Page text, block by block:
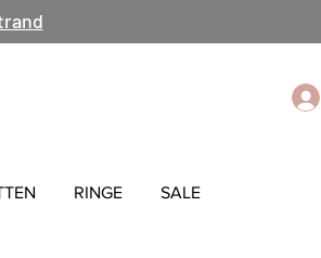
RINGE SALE